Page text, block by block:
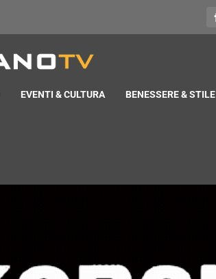
EVENTI & CULTURA BENESSERE & STILE